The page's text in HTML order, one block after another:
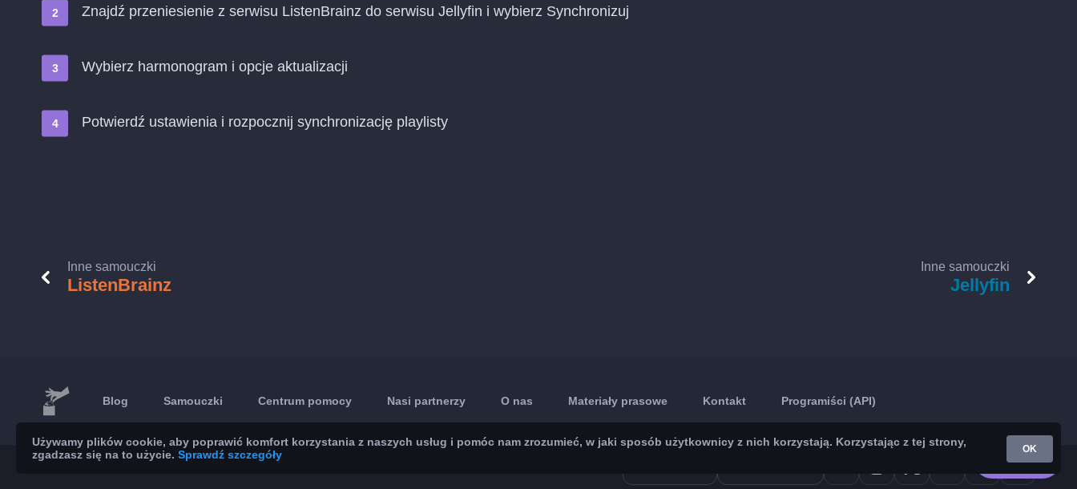
Znajdź przeniesienie z serwisu ListenBrainz do serwisu Jellyfin i wybierz Synchronizuj
Wybierz harmonogram i opcje aktualizacji
Potwierdź ustawienia i rozpocznij synchronizację playlisty
Inne samouczki
ListenBrainz
Inne samouczki
Jellyfin
Blog Samouczki Centrum pomocy Nasi partnerzy O nas Materiały prasowe Kontakt Programiści (API)
Używamy plików cookie, aby poprawić komfort korzystania z naszych usług i pomóc nam zrozumieć, w jaki sposób użytkownicy z nich korzystają. Korzystając z tej strony,
zgadzasz się na to użycie. Sprawdź szczegóły OK